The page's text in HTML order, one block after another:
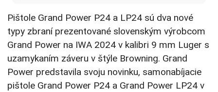
Pištole Grand Power P24 a LP24 sú dva nové
typy zbraní prezentované slovenským výrobcom
Grand Power na IWA 2024 v kalibri 9 mm Luger s
uzamykaním záveru v štýle Browning. Grand
Power predstavila svoju novinku, samonabíjacie
pištole Grand Power P24 a Grand Power LP24 v